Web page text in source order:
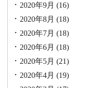
2020年9月 (16)
2020年8月 (18)
2020年7月 (18)
2020年6月 (18)
2020年5月 (21)
2020年4月 (19)